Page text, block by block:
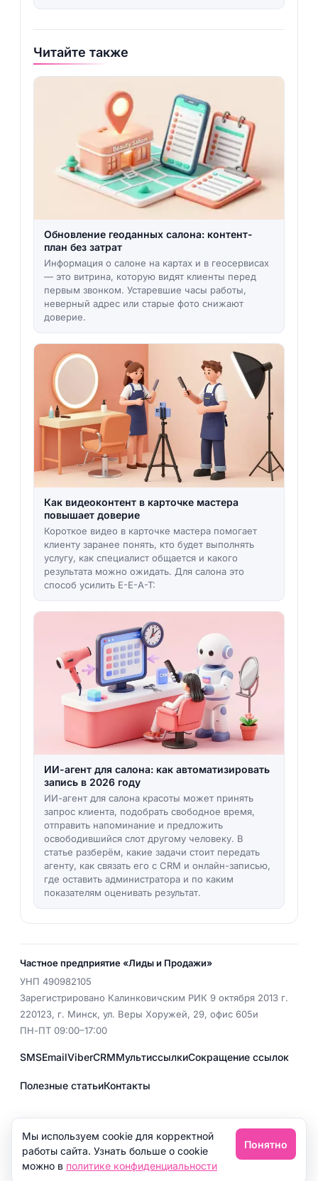
Читайте также
Обновление геоданных салона: контент-
план без затрат
Информация о салоне на картах и в геосервисах
— это витрина, которую видят клиенты перед
первым звонком. Устаревшие часы работы,
неверный адрес или старые фото снижают
доверие.
Как видеоконтент в карточке мастера
повышает доверие
Короткое видео в карточке мастера помогает
клиенту заранее понять, кто будет выполнять
услугу, как специалист общается и какого
результата можно ожидать. Для салона это
способ усилить E-E-A-T:
ИИ-агент для салона: как автоматизировать
запись в 2026 году
ИИ-агент для салона красоты может принять
запрос клиента, подобрать свободное время,
отправить напоминание и предложить
освободившийся слот другому человеку. В
статье разберём, какие задачи стоит передать
агенту, как связать его с CRM и онлайн-записью,
где оставить администратора и по каким
показателям оценивать результат.
Частное предприятие «Лиды и Продажи»
УНП 490982105
Зарегистрировано Калинковичским РИК 9 октября 2013 г.
220123, г. Минск, ул. Веры Хоружей, 29, офис 605и
ПН-ПТ 09:00–17:00
SMSEmailViberCRMМультиссылкиСокращение ссылок
Полезные статьиКонтакты
EMAIL
office@isalon.by
Политика конфиденциальности
Мы используем cookie для корректной
работы сайта. Узнать больше о cookie
можно в политике конфиденциальности
Понятно